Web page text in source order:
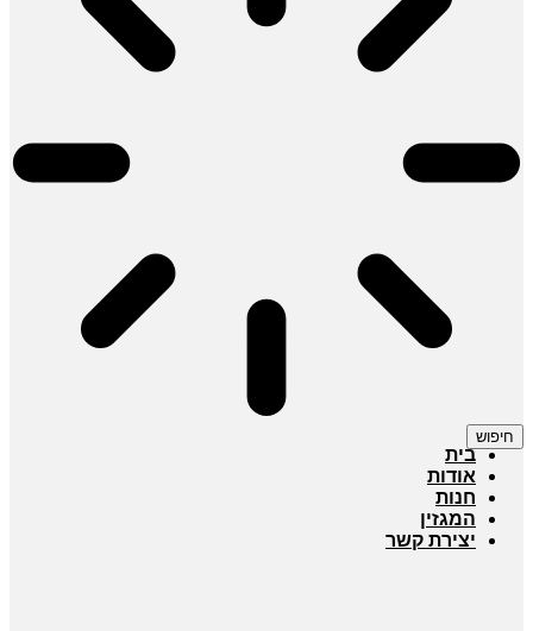
חיפוש
בית
אודות
חנות
המגזין
יצירת קשר